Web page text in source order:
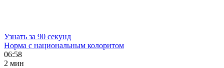
Узнать за 90 секунд
Норма с национальным колоритом
06:58
2 мин